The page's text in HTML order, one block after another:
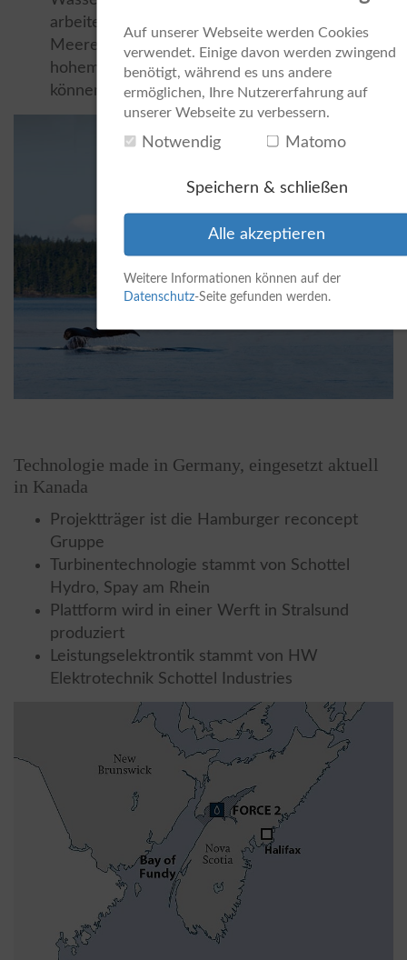
arbeiten; starken Strömungen weichen
Meerestiere i.d.R. aus, da sie sich darin nur mit
hohem Kraftaufwand halten oder bewegen
können
Technologie made in Germany, eingesetzt aktuell
in Kanada
Projektträger ist die Hamburger reconcept
Gruppe
Turbinentechnologie stammt von Schottel
Hydro, Spay am Rhein
Plattform wird in einer Werft in Stralsund
produziert
Leistungselektrontik stammt von HW
Elektrotechnik Schottel Industries
Auf unserer Webseite werden Cookies
verwendet. Einige davon werden zwingend
benötigt, während es uns andere
ermöglichen, Ihre Nutzererfahrung auf
unserer Webseite zu verbessern.
Notwendig Matomo
Speichern & schließen
Alle akzeptieren
Weitere Informationen können auf der
Datenschutz-Seite gefunden werden.